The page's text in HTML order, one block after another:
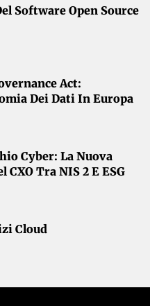
Software Open Source
Act:
Dei Dati In Europa
Cyber: La Nuova
Tra NIS 2 E ESG
Cloud